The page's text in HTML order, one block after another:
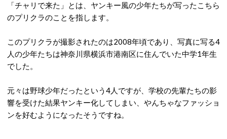
「チャリで来た」とは、ヤンキー風の少年たちが写ったこちら
のプリクラのことを指します。
このプリクラが撮影されたのは2008年頃であり、写真に写る4
人の少年たちは神奈川県横浜市港南区に住んでいた中学1年生
でした。
元々は野球少年だったという4人ですが、学校の先輩たちの影
響を受けた結果ヤンキー化してしまい、やんちゃなファッショ
ンを好むようになったそうですね。